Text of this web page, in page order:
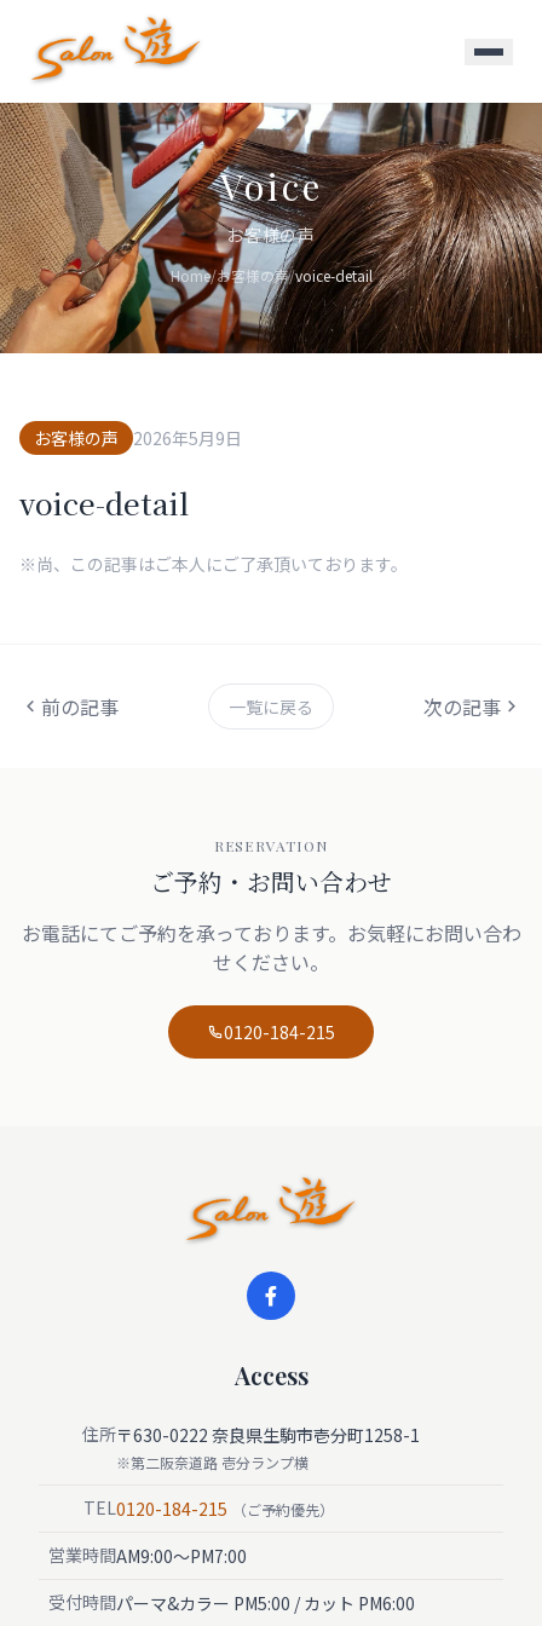
Voice
お客様の声
Home/お客様の声/voice-detail
お客様の声 2026年5月9日
voice-detail
※尚、この記事はご本人にご了承頂いております。
前の記事 一覧に戻る 次の記事
RESERVATION
ご予約・お問い合わせ
お電話にてご予約を承っております。お気軽にお問い合わ
せください。
0120-184-215
Access
住所〒630-0222 奈良県生駒市壱分町1258-1
※第二阪奈道路 壱分ランプ横
TEL0120-184-215 （ご予約優先）
営業時間AM9:00〜PM7:00
受付時間パーマ&カラー PM5:00 / カット PM6:00